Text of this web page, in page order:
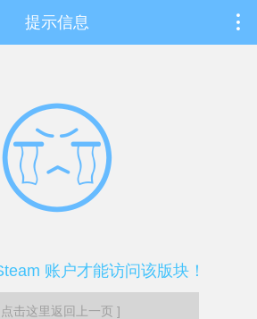
提示信息
账户才能访问该版块！
击这里返回上一页 ]